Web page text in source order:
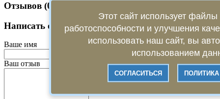
Отзывов (0)
Написать отзыв
Ваше имя
Ваш отзыв
Этот сайт использует
работоспособности и улучшения
использовать наш сайт, вы
использованием
СОГЛАСИТЬСЯ